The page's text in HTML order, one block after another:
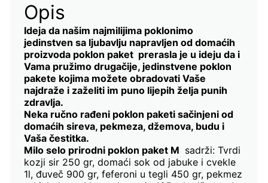
Opis
Ideja da našim najmilijima poklonimo
jedinstven sa ljubavlju napravljen od domaćih
proizvoda poklon paket prerasla je u ideju da i
Vama pružimo drugačije, jedinstvene poklon
pakete kojima možete obradovati Vaše
najdraže i zaželiti im puno lijepih želja punih
zdravlja.
Neka ručno rađeni poklon paketi sačinjeni od
domaćih sireva, pekmeza, džemova, budu i
Vaša čestitka.
Milo selo prirodni poklon paket M sadrži: Tvrdi
kozji sir 250 gr, domaći sok od jabuke i cvekle
1l, đuveč 900 gr, feferoni u tegli 450 gr, pekmez